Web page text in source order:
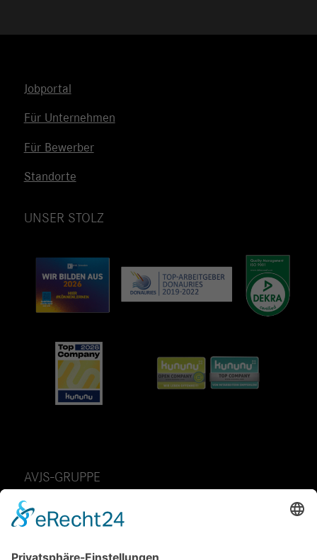
Jobportal
Für Unternehmen
Für Bewerber
Standorte
UNSER STOLZ
AVJS-GRUPPE
AvJS Personal auf Zeit GmbH